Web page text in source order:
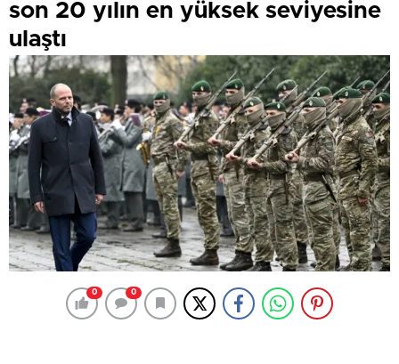
son 20 yılın en yüksek seviyesine
ulaştı
0 0